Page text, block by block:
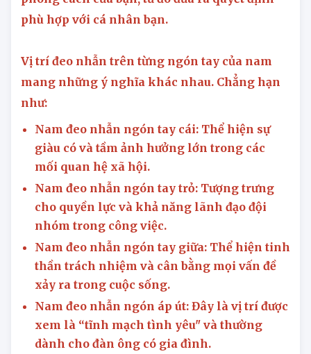
phù hợp với cá nhân bạn.
Vị trí đeo nhẫn trên từng ngón tay của nam
mang những ý nghĩa khác nhau. Chẳng hạn
như:
Nam đeo nhẫn ngón tay cái: Thể hiện sự
giàu có và tầm ảnh hưởng lớn trong các
mối quan hệ xã hội.
Nam đeo nhẫn ngón tay trỏ: Tượng trưng
cho quyền lực và khả năng lãnh đạo đội
nhóm trong công việc.
Nam đeo nhẫn ngón tay giữa: Thể hiện tinh
thần trách nhiệm và cân bằng mọi vấn đề
xảy ra trong cuộc sống.
Nam đeo nhẫn ngón áp út: Đây là vị trí được
xem là “tĩnh mạch tình yêu" và thường
dành cho đàn ông có gia đình.